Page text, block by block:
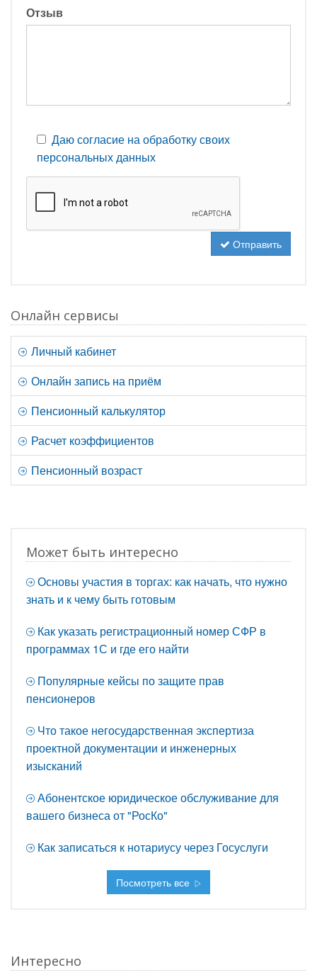
Отзыв
Даю согласие на обработку своих
персональных данных
Отправить
Онлайн сервисы
Личный кабинет
Онлайн запись на приём
Пенсионный калькулятор
Расчет коэффициентов
Пенсионный возраст
Может быть интересно
Основы участия в торгах: как начать, что нужно
знать и к чему быть готовым
Как указать регистрационный номер СФР в
программах 1С и где его найти
Популярные кейсы по защите прав
пенсионеров
Что такое негосударственная экспертиза
проектной документации и инженерных
изысканий
Абонентское юридическое обслуживание для
вашего бизнеса от "РосКо"
Как записаться к нотариусу через Госуслуги
Посмотреть все
Интересно